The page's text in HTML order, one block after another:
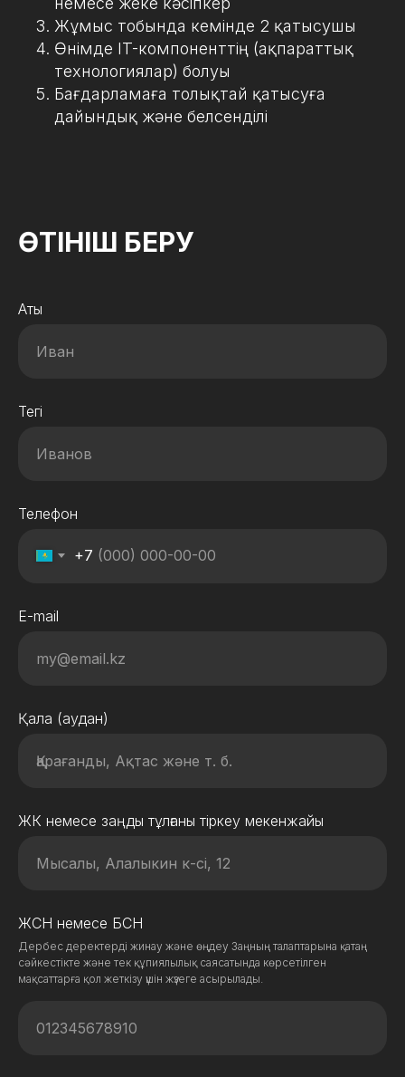
Жұмыс тобында кемінде 2 қатысушы
Өнімде IT-компоненттің (ақпараттық
технологиялар) болуы
Бағдарламаға толықтай қатысуға
дайындық және белсенділі
ӨТІНІШ БЕРУ
Аты
Тегі
Телефон
+7
E-mail
Қала (аудан)
ЖК немесе заңды тұлғаны тіркеу мекенжайы
ЖСН немесе БСН
Дербес деректерді жинау және өңдеу Заңның талаптарына қатаң
сәйкестікте және тек құпиялылық саясатында көрсетілген
мақсаттарға қол жеткізу үшін жүзеге асырылады.